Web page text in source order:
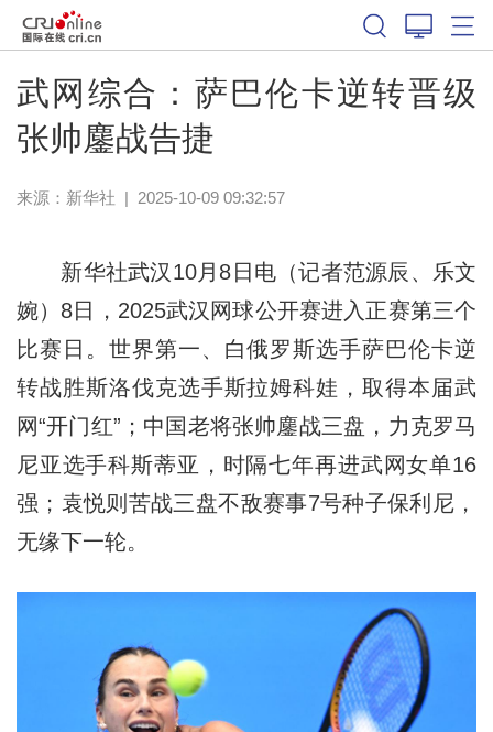
武网综合：萨巴伦卡逆转晋级
张帅鏖战告捷
来源：新华社 | 2025-10-09 09:32:57
新华社武汉10月8日电（记者范源辰、乐文
婉）8日，2025武汉网球公开赛进入正赛第三个
比赛日。世界第一、白俄罗斯选手萨巴伦卡逆
转战胜斯洛伐克选手斯拉姆科娃，取得本届武
网“开门红”；中国老将张帅鏖战三盘，力克罗马
尼亚选手科斯蒂亚，时隔七年再进武网女单16
强；袁悦则苦战三盘不敌赛事7号种子保利尼，
无缘下一轮。